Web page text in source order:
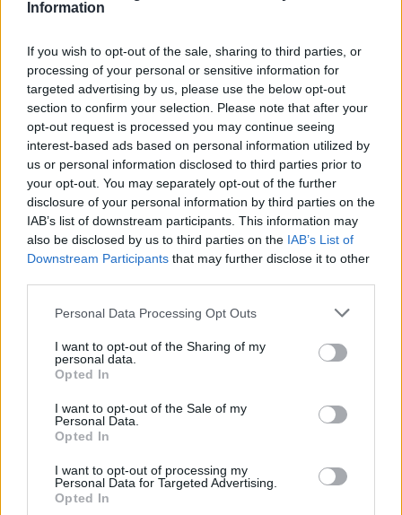
Information
If you wish to opt-out of the sale, sharing to third parties, or
processing of your personal or sensitive information for
targeted advertising by us, please use the below opt-out
section to confirm your selection. Please note that after your
opt-out request is processed you may continue seeing
interest-based ads based on personal information utilized by
us or personal information disclosed to third parties prior to
your opt-out. You may separately opt-out of the further
disclosure of your personal information by third parties on the
IAB’s list of downstream participants. This information may
also be disclosed by us to third parties on the IAB’s List of
Downstream Participants that may further disclose it to other
Personal Data Processing Opt Outs
I want to opt-out of the Sharing of my
personal data.
Opted In
I want to opt-out of the Sale of my
Personal Data.
Opted In
I want to opt-out of processing my
Personal Data for Targeted Advertising.
Opted In
κέρδη 313 εκατ. ευρώ
Χρηματοδότηση 8 εκατ. ευρώ
σε 843 μέσα ενημέρωσης-
Ξεκίνησε το πενταετές
πρόγραμμα ενίσχυσης του
Τύπου
Media: Με ενίσχυση 8 εκατ.
ευρώ σε 451 επιχειρήσεις
ξεκίνησε το πρόγραμμα
στήριξης- Κάλυψη εισφορών
ΕΔΟΕΑΠ
IAB Hellas: Νέα Διοικούσα Επιτροπή και νέο Διοικητικό Συμβούλιο -
Πρόεδρος ο Γαληνός Γιαγλής
Νέο Audi A2 e-tron με στόχο
αποδοτικότητας
Η Chery επενδύει 75 εκατ.
Το FIAT 500 Hybrid τώρα από 18.990 ευρώ
Θανάσης Σπανούλης: "Θα είμαι
χαρούμενος με ένα μετάλλιο"
Στους Ντένβερ Νάγκετς ο Λόνι